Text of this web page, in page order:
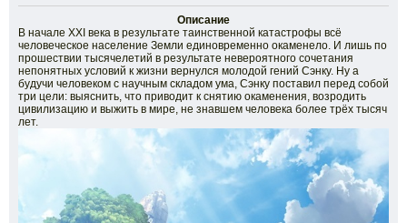
Описание
В начале XXI века в результате таинственной катастрофы всё
человеческое население Земли единовременно окаменело. И лишь по
прошествии тысячелетий в результате невероятного сочетания
непонятных условий к жизни вернулся молодой гений Сэнку. Ну а
будучи человеком с научным складом ума, Сэнку поставил перед собой
три цели: выяснить, что приводит к снятию окаменения, возродить
цивилизацию и выжить в мире, не знавшем человека более трёх тысяч
лет.